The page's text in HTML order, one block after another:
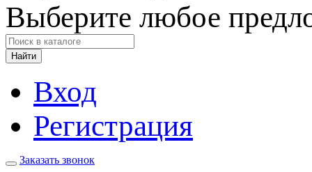
Выберите любое
Найти
Вход
Регистрация
Заказать звонок